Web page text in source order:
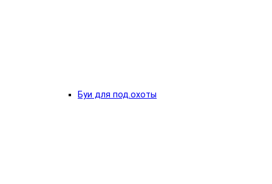
Буи для под.охоты